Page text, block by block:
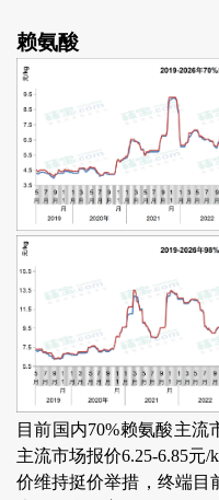
赖氨酸
目前国内70%赖氨酸主流
主流市场报价6.25-6.85元
价维持挺价举措，终端目